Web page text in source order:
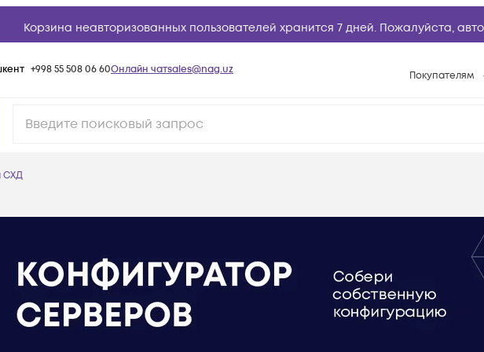
Корзина неавторизованных пользователей хранится 7 дней. Пожалуйста,
+998 55 508 06 60Онлайн чатsales@nag.uz Покупателям
СХД